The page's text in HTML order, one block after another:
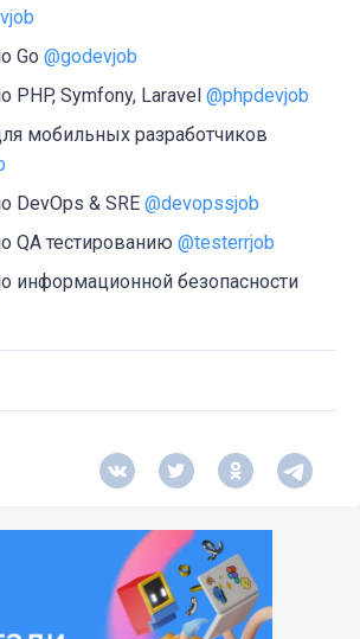
Go @godevjob
PHP, Symfony, Laravel @phpdevjob
мобильных разработчиков
DevOps & SRE @devopssjob
QA тестированию @testerrjob
информационной безопасности